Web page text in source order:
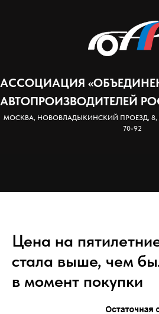
АССОЦИАЦИЯ
АВТОПРОИЗВОДИТЕЛЕЙ
МОСКВА, НОВОВЛАДЫКИНСКИЙ ПРОЕЗД, 8,
70-92
Цена на
стала выше, чем
в момент покупки